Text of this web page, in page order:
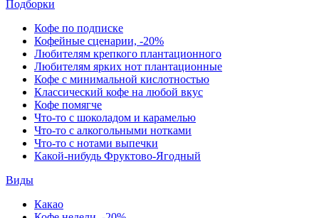
Подборки
Кофе по подписке
Кофейные сценарии, -20%
Любителям крепкого плантационного
Любителям ярких нот плантационные
Кофе с минимальной кислотностью
Классический кофе на любой вкус
Кофе помягче
Что-то с шоколадом и карамелью
Что-то с алкогольными нотками
Что-то с нотами выпечки
Какой-нибудь Фруктово-Ягодный
Виды
Какао